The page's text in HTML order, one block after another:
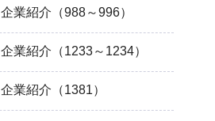
企業紹介（988～996）
企業紹介（1233～1234）
企業紹介（1381）